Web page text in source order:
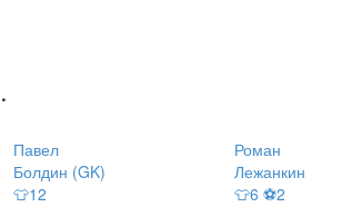
.
Павел
Болдин (GK)
👕12
Роман
Лежанкин
👕6 ⚽2